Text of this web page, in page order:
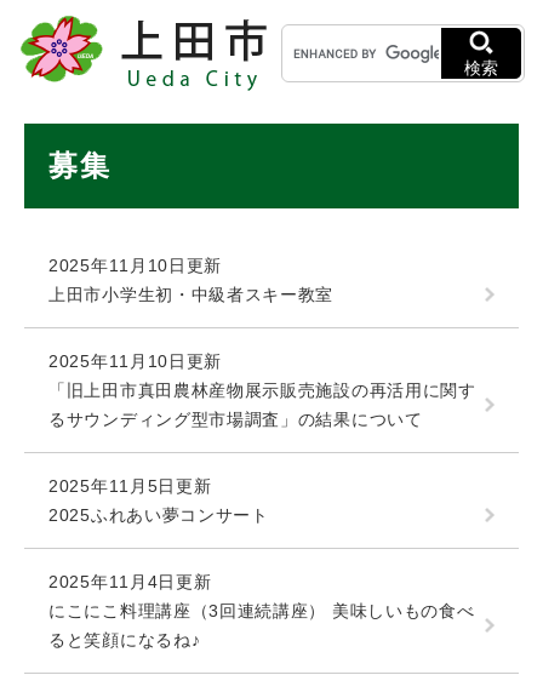
メニューを飛ばして本文へ
キ
ー
ワ
検索
募集
2025年11月10日更新
上田市小学生初・中級者スキー教室
2025年11月10日更新
「旧上田市真田農林産物展示販売施設の再活用に関す
るサウンディング型市場調査」の結果について
2025年11月5日更新
2025ふれあい夢コンサート
2025年11月4日更新
にこにこ料理講座（3回連続講座） 美味しいもの食べ
ると笑顔になるね♪